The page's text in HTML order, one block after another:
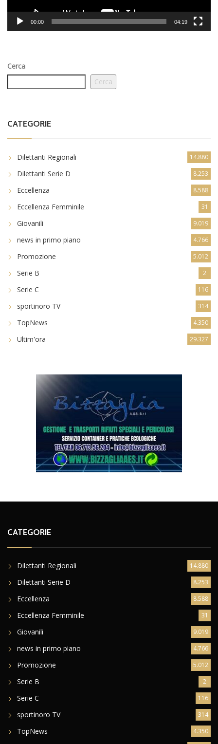
00:00 04:19
Cerca
Cerca
CATEGORIE
Dilettanti Regionali 14.880
Dilettanti Serie D 8.253
Eccellenza 8.588
Eccellenza Femminile 31
Giovanili 9.019
news in primo piano 4.766
Promozione 5.012
Serie B 2
Serie C 116
sportinoro TV 314
TopNews 4.350
Ultim'ora 29.327
CATEGORIE
Dilettanti Regionali 14.880
Dilettanti Serie D 8.253
Eccellenza 8.588
Eccellenza Femminile 31
Giovanili 9.019
news in primo piano 4.766
Promozione 5.012
Serie B 2
Serie C 116
sportinoro TV 314
TopNews 4.350